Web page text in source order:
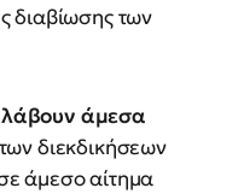
διαβίωσης των
άμεσα
διεκδικήσεων
άμεσο αίτημα